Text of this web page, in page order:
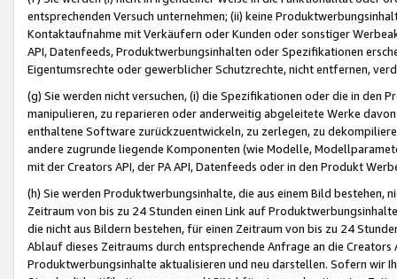
entsprechenden Versuch unternehmen; (ii) keine
Kontaktaufnahme mit Verkäufern oder Kunden oder sonstiger
API, Datenfeeds, Produktwerbungsinhalten oder Spezifikationen
Eigentumsrechte oder gewerblicher Schutzrechte, nicht entfernen,
(g) Sie werden nicht versuchen, (i) die Spezifikationen oder die in
manipulieren, zu reparieren oder anderweitig abgeleitete Werke
enthaltene Software zurückzuentwickeln, zu zerlegen, zu
andere zugrunde liegende Komponenten (wie Modelle,
mit der Creators API, der PA API, Datenfeeds oder in den Produkt
(h) Sie werden Produktwerbungsinhalte, die aus einem Bild bestehen,
Zeitraum von bis zu 24 Stunden einen Link auf
die nicht aus Bildern bestehen, für einen Zeitraum von bis zu 24
Ablauf dieses Zeitraums durch entsprechende Anfrage an die
Produktwerbungsinhalte aktualisieren und neu darstellen. Sofern wir